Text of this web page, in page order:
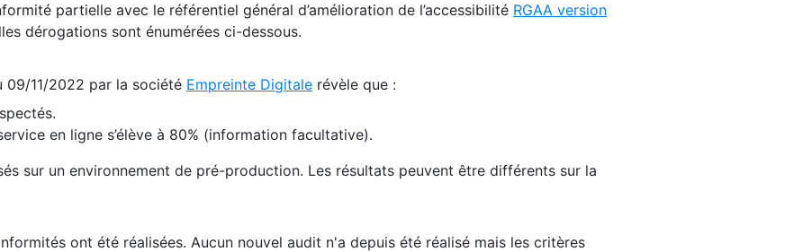
partielle avec le référentiel général d’amélioration de l’accessibilité RGAA version
dérogations sont énumérées ci-dessous.
09/11/2022 par la société Empreinte Digitale révèle que :
en ligne s’élève à 80% (information facultative).
sur un environnement de pré-production. Les résultats peuvent être différents sur la
ont été réalisées. Aucun nouvel audit n'a depuis été réalisé mais les critères